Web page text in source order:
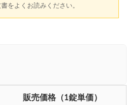
をよくお読みください。
販売価格（1錠単価）